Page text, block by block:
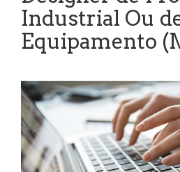
Industrial Ou
Equipamento